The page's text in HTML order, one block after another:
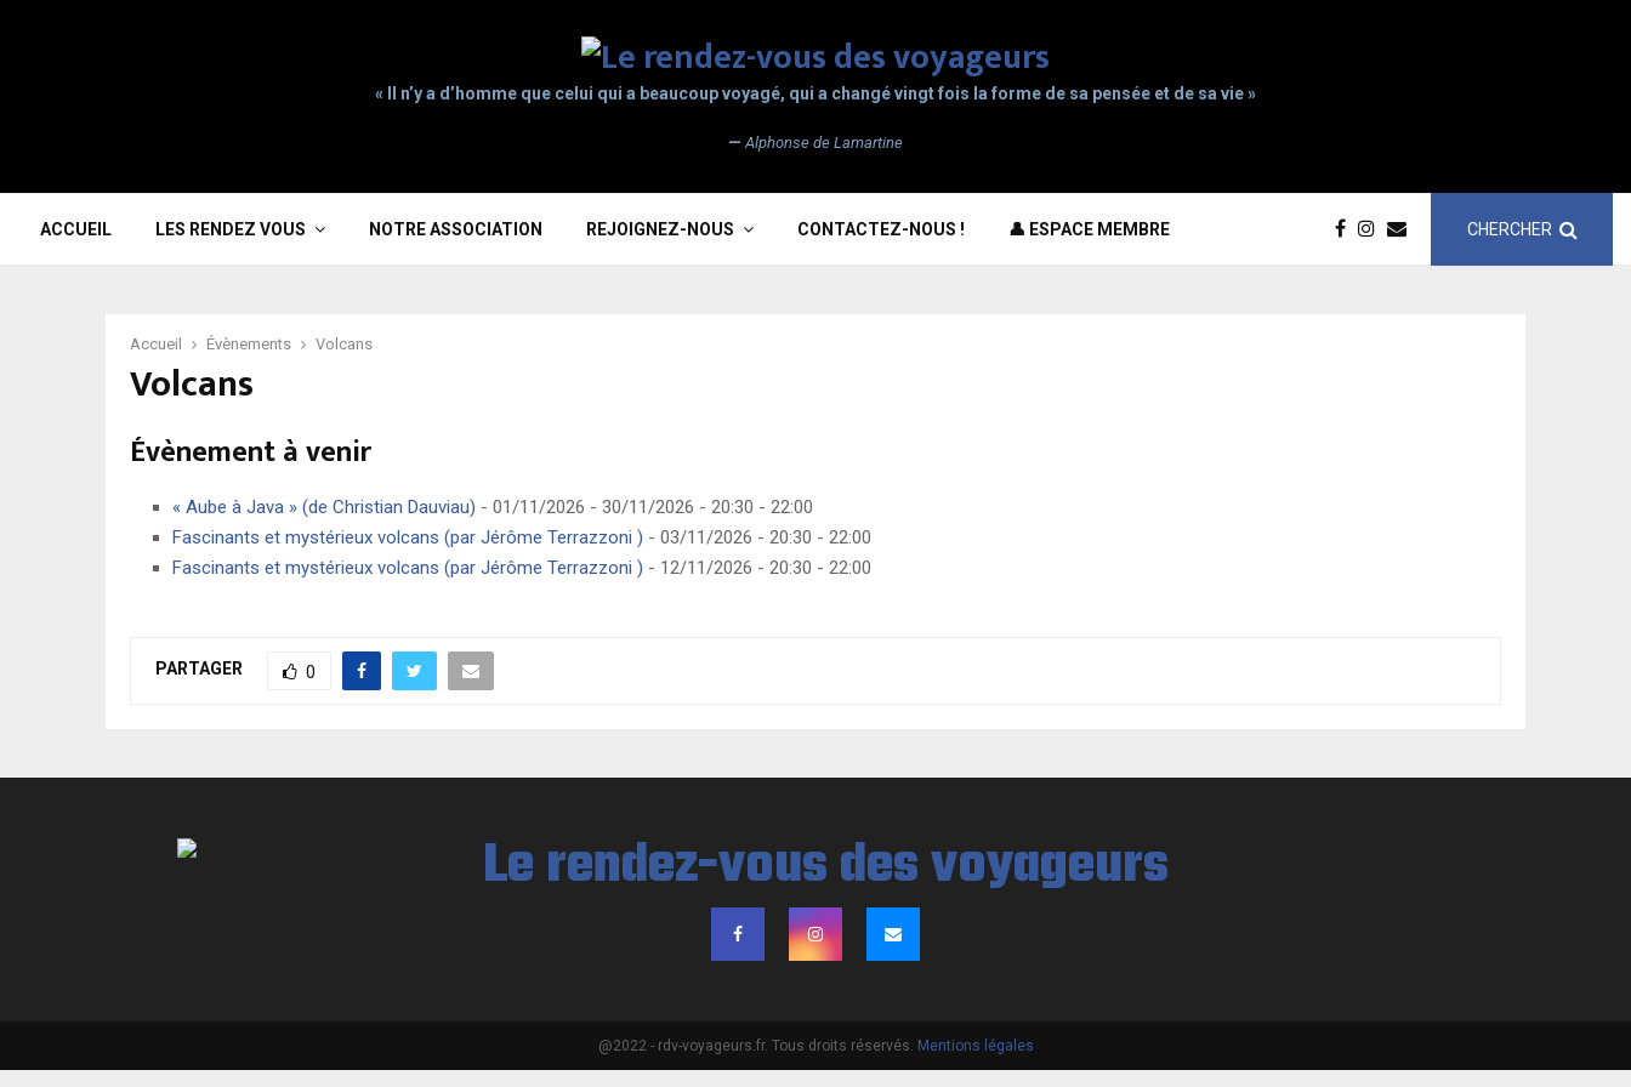
« Il n’y a d’homme que celui qui a beaucoup voyagé, qui a changé vingt fois la forme de sa pensée et de sa vie »
— Alphonse de Lamartine
ACCUEIL LES RENDEZ VOUS NOTRE ASSOCIATION REJOIGNEZ-NOUS CONTACTEZ-NOUS ! 👤 ESPACE MEMBRE CHERCHER
Accueil Évènements Volcans
Volcans
Évènement à venir
« Aube à Java » (de Christian Dauviau) - 01/11/2026 - 30/11/2026 - 20:30 - 22:00
Fascinants et mystérieux volcans (par Jérôme Terrazzoni ) - 03/11/2026 - 20:30 - 22:00
Fascinants et mystérieux volcans (par Jérôme Terrazzoni ) - 12/11/2026 - 20:30 - 22:00
PARTAGER 0
@2022 - rdv-voyageurs.fr. Tous droits réservés. Mentions légales